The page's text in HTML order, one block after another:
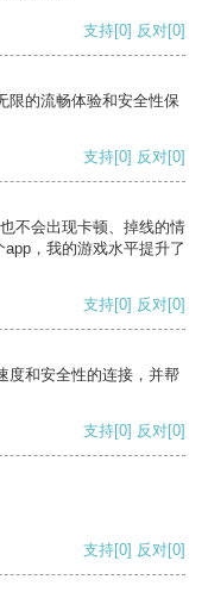
支持[0] 反对[0]
限的流畅体验和安全性保
支持[0] 反对[0]
不会出现卡顿、掉线的情
，我的游戏水平提升了
支持[0] 反对[0]
度和安全性的连接，并帮
支持[0] 反对[0]
支持[0] 反对[0]